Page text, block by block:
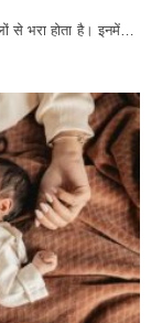
से भरा होता है। इनमें…